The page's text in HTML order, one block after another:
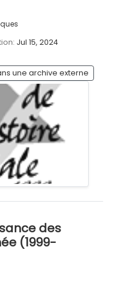
Jul 15, 2024
une archive externe
des
(1999-